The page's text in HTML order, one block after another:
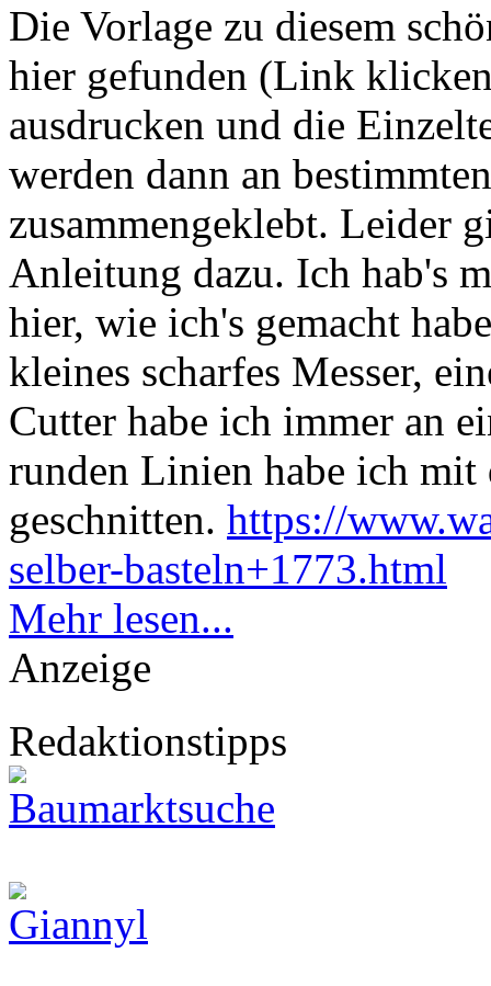
Die Vorlage zu diesem
hier gefunden (Link
ausdrucken und die
werden dann an
zusammengeklebt. Leider
Anleitung dazu. Ich hab's
hier, wie ich's gemacht
kleines scharfes Messer,
Cutter habe ich immer an
runden Linien habe ich mit
geschnitten. https://
selber-basteln+1773.html
Mehr lesen...
Anzeige
Redaktionstipps